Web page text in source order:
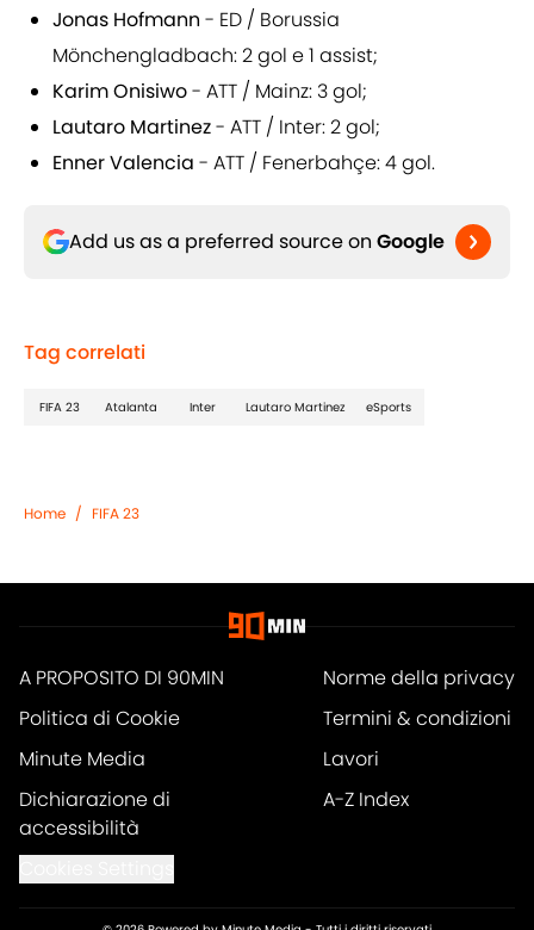
Jonas Hofmann - ED / Borussia
Mönchengladbach: 2 gol e 1 assist;
Karim Onisiwo- ATT / Mainz: 3 gol;
Lautaro Martinez- ATT / Inter: 2 gol;
Enner Valencia - ATT / Fenerbahçe: 4 gol.
Add us as a preferred source on Google
Tag correlati
FIFA 23 Atalanta Inter Lautaro Martinez eSports
Home / FIFA 23
A PROPOSITO DI 90MIN
Norme della privacy
Politica di Cookie
Termini & condizioni
Minute Media
Lavori
Dichiarazione di
accessibilità
A-Z Index